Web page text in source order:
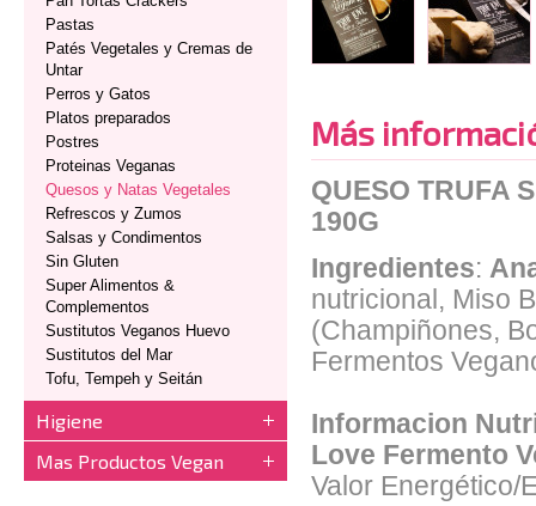
Pastas
Patés Vegetales y Cremas de
Untar
Perros y Gatos
Platos preparados
Postres
Proteinas Veganas
Quesos y Natas Vegetales
Refrescos y Zumos
Salsas y Condimentos
Sin Gluten
Super Alimentos &
Complementos
Sustitutos Veganos Huevo
Sustitutos del Mar
Tofu, Tempeh y Seitán
Higiene
Mas Productos Vegan
Más
QUESO TRUFA
190G
Ingredientes:
nutricional, Miso
(Champiñones,
Fermentos
Informacion
Love Fermento
Valor Energético/